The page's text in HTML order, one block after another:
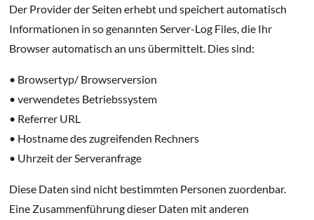
Der Provider der Seiten erhebt und speichert automatisch
Informationen in so genannten Server-Log Files, die Ihr
Browser automatisch an uns übermittelt. Dies sind:
• Browsertyp/ Browserversion
• verwendetes Betriebssystem
• Referrer URL
• Hostname des zugreifenden Rechners
• Uhrzeit der Serveranfrage
Diese Daten sind nicht bestimmten Personen zuordenbar.
Eine Zusammenführung dieser Daten mit anderen